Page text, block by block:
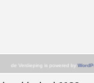
de Verdieping is powered by